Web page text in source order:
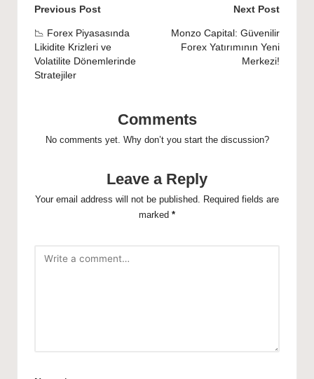
Post
navigation
Previous Post
📉 Forex Piyasasında
Likidite Krizleri ve
Volatilite Dönemlerinde
Stratejiler
Next Post
Monzo Capital: Güvenilir
Forex Yatırımının Yeni
Merkezi!
Comments
No comments yet. Why don’t you start the discussion?
Leave a Reply
Your email address will not be published.
Required fields are
marked *